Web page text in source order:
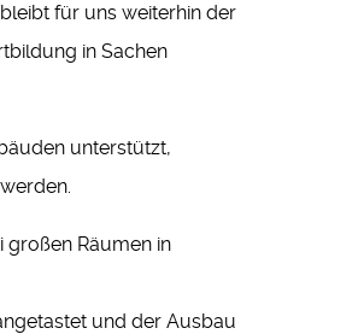
für uns weiterhin der
in Sachen
unterstützt,
großen Räumen in
und der Ausbau